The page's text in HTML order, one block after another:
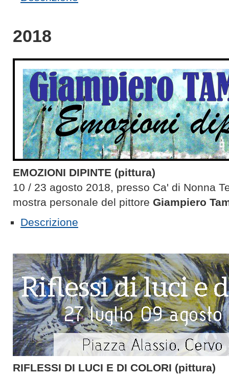
2018
EMOZIONI DIPINTE (pittura)
10 / 23 agosto 2018, presso Ca' di Nonna
mostra personale del pittore Giampiero
Descrizione
RIFLESSI DI LUCI E DI COLORI (pittura)